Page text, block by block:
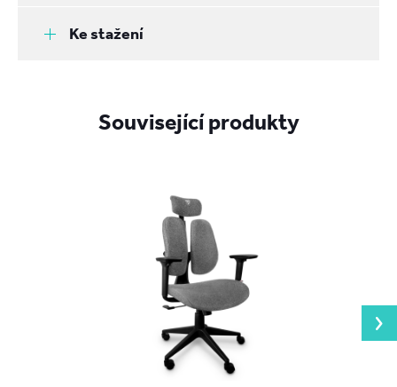
Ke stažení
Související produkty